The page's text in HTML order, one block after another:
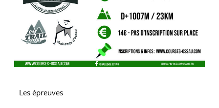
Les épreuves